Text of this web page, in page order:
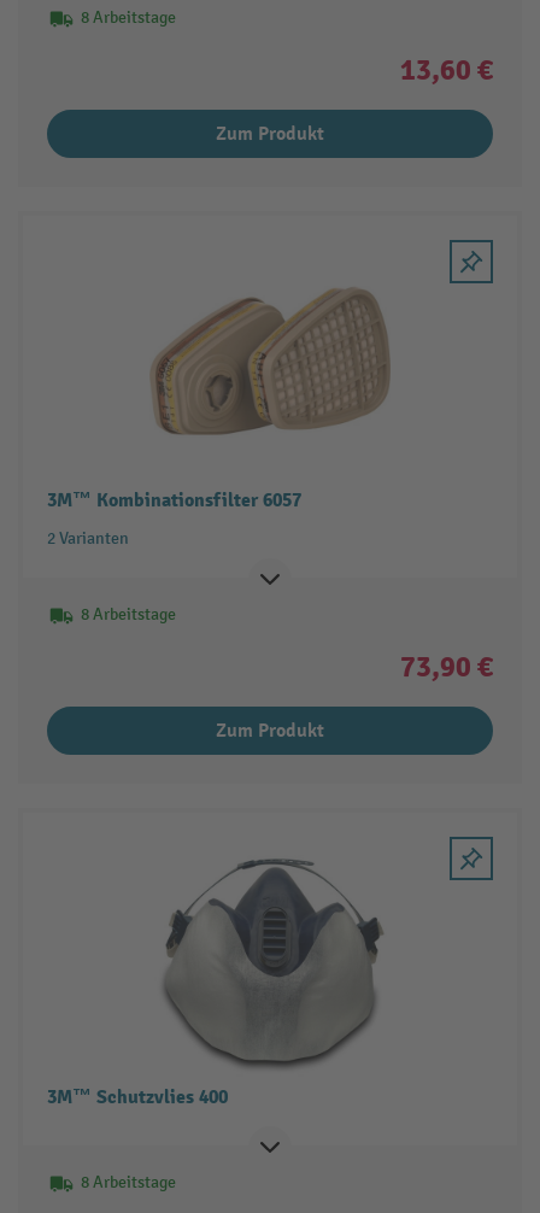
8 Arbeitstage
13,60 €
Zum Produkt
3M™ Kombinationsfilter 6057
2 Varianten
8 Arbeitstage
73,90 €
Zum Produkt
3M™ Schutzvlies 400
8 Arbeitstage